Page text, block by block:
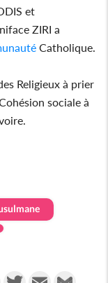
et
ZIRI a
Catholique.
Religieux à prier
sociale à
FacebookTwitterEmail